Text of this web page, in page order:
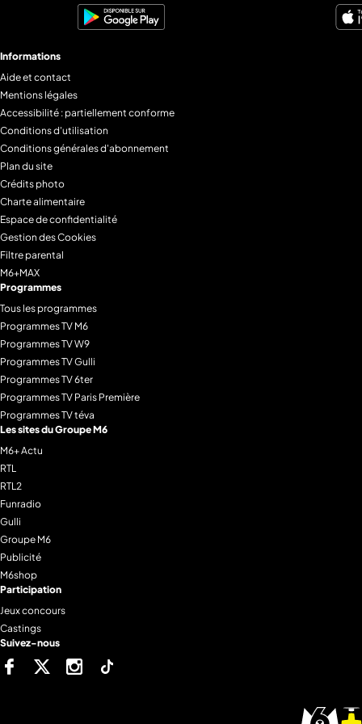
Informations
Aide et contact
Mentions légales
Accessibilité : partiellement conforme
Conditions d'utilisation
Conditions générales d'abonnement
Plan du site
Crédits photo
Charte alimentaire
Espace de confidentialité
Gestion des Cookies
Filtre parental
M6+MAX
Programmes
Tous les programmes
Programmes TV M6
Programmes TV W9
Programmes TV Gulli
Programmes TV 6ter
Programmes TV Paris Première
Programmes TV téva
Les sites du Groupe M6
M6+ Actu
RTL
RTL2
Funradio
Gulli
Groupe M6
Publicité
M6shop
Participation
Jeux concours
Castings
Suivez-nous
FacebookTwitter Instagram